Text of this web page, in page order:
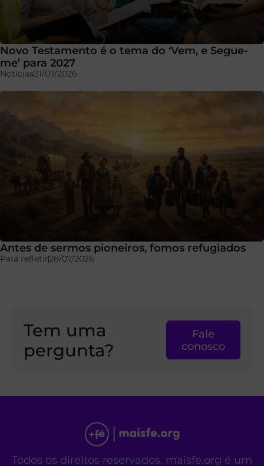
Novo Testamento é o tema do ‘Vem, e Segue-
me’ para 2027
Notícias31/07/2026
Antes de sermos pioneiros, fomos refugiados
Para refletir28/07/2026
Tem uma
pergunta?
Fale
conosco
Todos os direitos reservados. maisfe.org é um